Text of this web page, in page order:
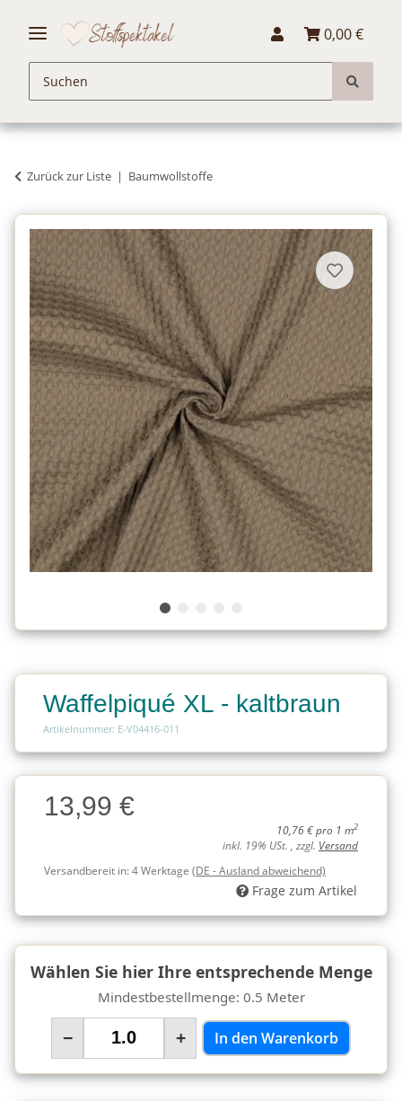
0,00 €
Zurück zur Liste Baumwollstoffe
Waffelpiqué XL - kaltbraun
Artikelnummer: E-V04416-011
Charge
Charge13,99 €
10,76 € pro 1 m2
inkl. 19% USt. , zzgl. Versand
Versandbereit in:4 Werktage (DE - Ausland abweichend)
Frage zum Artikel
Wählen Sie hier Ihre entsprechende Menge
Mindestbestellmenge: 0.5 Meter
− + In den Warenkorb